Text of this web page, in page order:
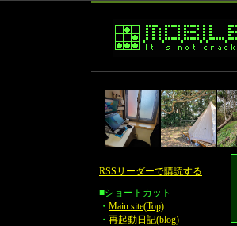
RSSリーダーで購読する
■ショートカット
・ Main site(Top)
・ 再起動日記(blog)